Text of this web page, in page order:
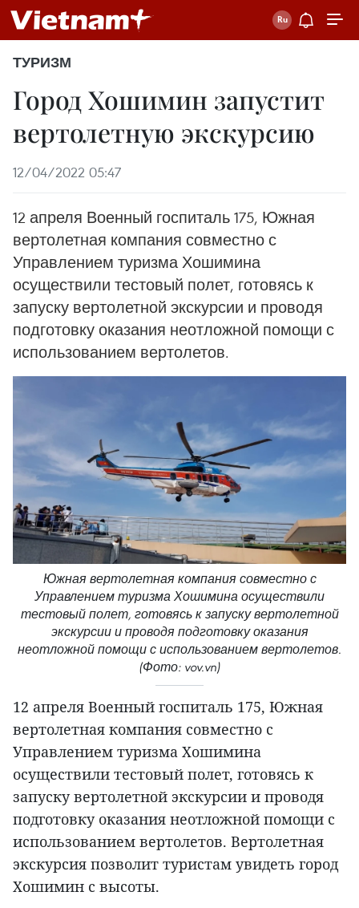
ТУРИЗМ
Город Хошимин запустит
вертолетную экскурсию
12/04/2022 05:47
12 апреля Военный госпиталь 175, Южная
вертолетная компания совместно с
Управлением туризма Хошимина
осуществили тестовый полет, готовясь к
запуску вертолетной экскурсии и проводя
подготовку оказания неотложной помощи с
использованием вертолетов.
Южная вертолетная компания совместно с
Управлением туризма Хошимина осуществили
тестовый полет, готовясь к запуску вертолетной
экскурсии и проводя подготовку оказания
неотложной помощи с использованием вертолетов.
(Фото: vov.vn)
12 апреля Военный госпиталь 175, Южная
вертолетная компания совместно с
Управлением туризма Хошимина
осуществили тестовый полет, готовясь к
запуску вертолетной экскурсии и проводя
подготовку оказания неотложной помощи с
использованием вертолетов. Вертолетная
экскурсия позволит туристам увидеть город
Хошимин с высоты.